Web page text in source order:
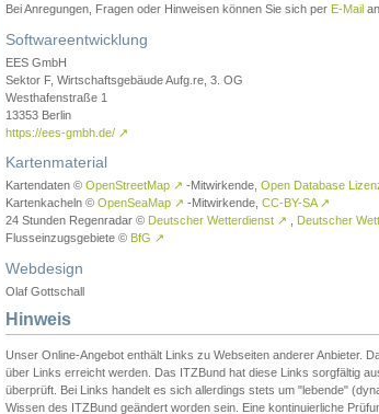
Bei Anregungen, Fragen oder Hinweisen können Sie sich per E-Mail
Softwareentwicklung
EES GmbH
Sektor F, Wirtschaftsgebäude Aufg.re, 3. OG
Westhafenstraße 1
13353 Berlin
https://ees-gmbh.de/ ↗
Kartenmaterial
Kartendaten © OpenStreetMap ↗ -Mitwirkende, Open Database
Kartenkacheln © OpenSeaMap ↗ -Mitwirkende, CC-BY-SA ↗
24 Stunden Regenradar © Deutscher Wetterdienst ↗ Deutscher
Flusseinzugsgebiete © BfG ↗
Webdesign
Olaf Gottschall
Hinweis
Unser Online-Angebot enthält Links zu Webseiten anderer Anbieter.
über Links erreicht werden. Das ITZBund hat diese Links sorgfältig
überprüft. Bei Links handelt es sich allerdings stets um "lebende"
Wissen des ITZBund geändert worden sein. Eine kontinuierliche